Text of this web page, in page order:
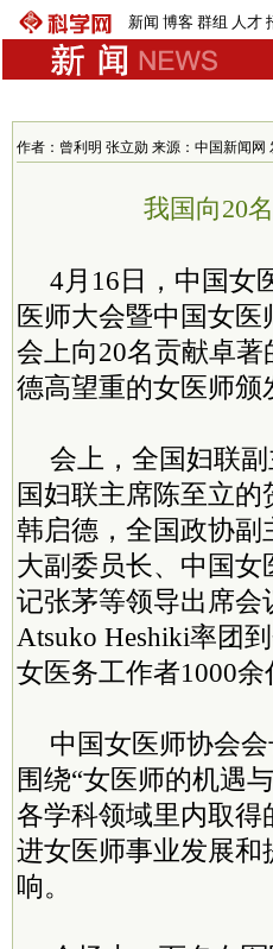
新闻 博客 群组 人才
作者：曾利明 张立勋 来源：中国新闻网
我国向20
4月16日，中国女
医师大会暨中国女
会上向20名贡献卓
德高望重的女医师颁
会上，全国妇联
国妇联主席陈至立
韩启德，全国政协
大副委员长、中国
记张茅等领导出席
Atsuko Heshiki率团
女医务工作者1000余
中国女医师协会
围绕“女医师的机遇
各学科领域里内取
进女医师事业发展
响。